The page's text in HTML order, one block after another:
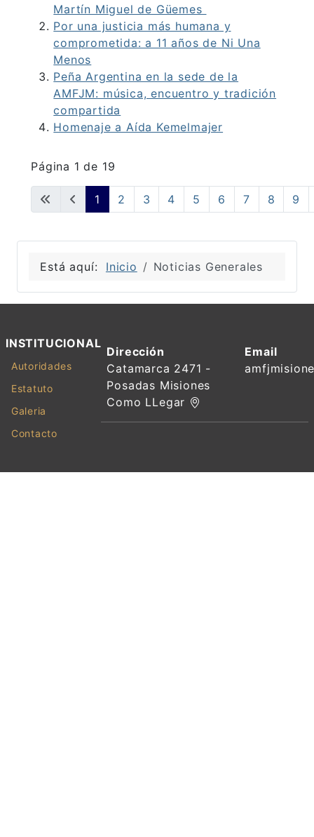
Martín Miguel de Güemes
Por una justicia más humana y
comprometida: a 11 años de Ni Una
Menos
Peña Argentina en la sede de la
AMFJM: música, encuentro y tradición
compartida
Homenaje a Aída Kemelmajer
Página 1 de 19
1 2 3 4 5 6 7 8 9
Está aquí: Inicio Noticias Generales
INSTITUCIONAL
Autoridades
Estatuto
Galeria
Contacto
Dirección
Email
Catamarca 2471 -
Posadas Misiones
Como LLegar